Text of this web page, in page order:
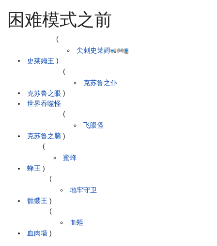
困难模式之前
史莱姆王
(
尖刺史莱姆
)
克苏鲁之眼
(
克苏鲁之仆
)
世界吞噬怪
克苏鲁之脑
(
飞眼怪
)
蜂王
(
蜜蜂
)
骷髅王
(
地牢守卫
)
血肉墙
(
血蛭
)